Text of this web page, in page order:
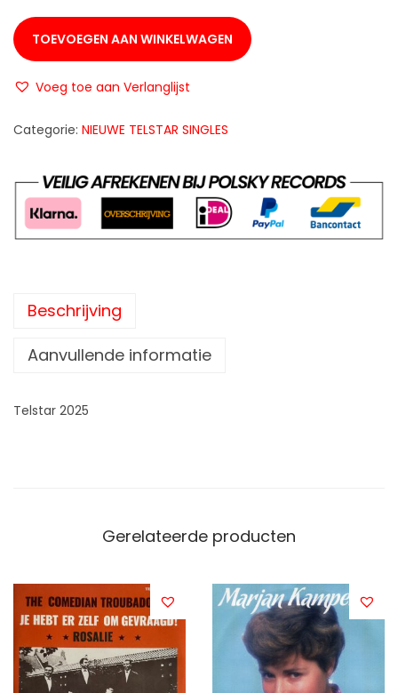
TOEVOEGEN AAN WINKELWAGEN
Voeg toe aan Verlanglijst
Categorie: NIEUWE TELSTAR SINGLES
Beschrijving
Aanvullende informatie
Telstar 2025
Gerelateerde producten